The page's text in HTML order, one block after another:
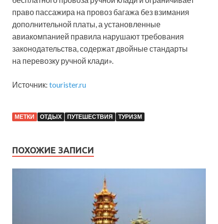
право пассажира на провоз багажа без взимания
дополнительной платы, а установленные
авиакомпанией правила нарушают требования
законодательства, содержат двойные стандарты
на перевозку ручной клади».
Источник: tourister.ru
МЕТКИ ОТДЫХ ПУТЕШЕСТВИЯ ТУРИЗМ
ПОХОЖИЕ ЗАПИСИ